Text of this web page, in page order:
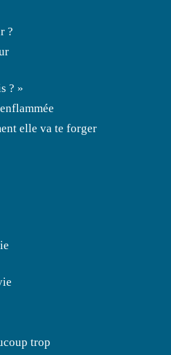
?
? »
elle va te forger
trop